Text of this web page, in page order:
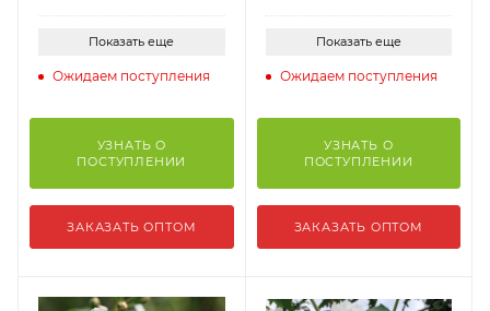
Показать еще
Ожидаем поступления
УЗНАТЬ О
ПОСТУПЛЕНИИ
ЗАКАЗАТЬ ОПТОМ
Показать еще
Ожидаем поступления
УЗНАТЬ О
ПОСТУПЛЕНИИ
ЗАКАЗАТЬ ОПТОМ